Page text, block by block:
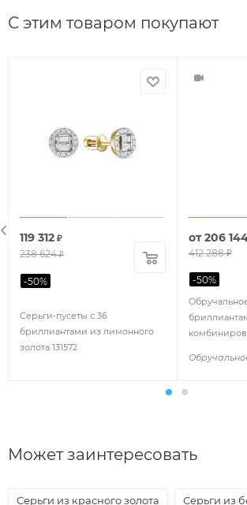
С этим товаром покупают
Серьги-пусеты с 36
бриллиантами из лимонного
золота 131572
119 312 ₽
238 624₽
-50%
от206
412 288 ₽
-50%
Может заинтересовать
Серьги из красного золота Серьги из